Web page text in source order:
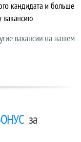
кандидата и больше
вакансию
вакансии на нашем
за